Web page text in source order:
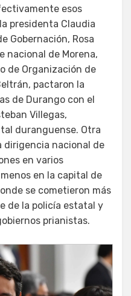
esos
presidenta Claudia
Gobernación, Rosa
nacional de Morena,
de Organización de
pactaron la
de Durango con el
Villegas,
duranguense. Otra
dirigencia nacional de
en varios
en la capital de
se cometieron más
de la policía estatal y
prianistas.